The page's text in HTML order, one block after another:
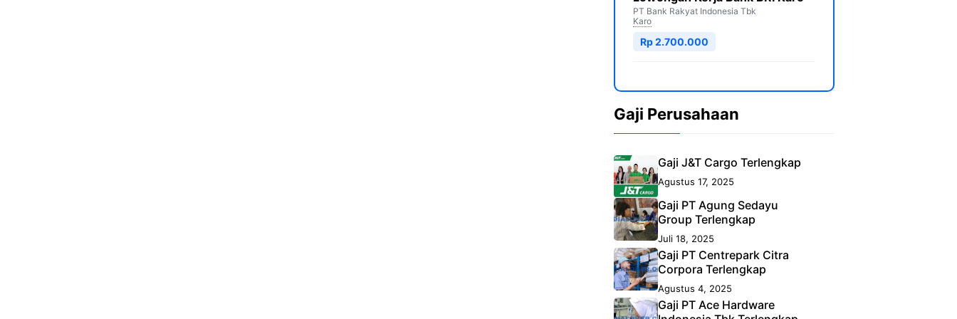
PT Bank Rakyat Indonesia Tbk
Karo
Rp 2.700.000
Gaji Perusahaan
Gaji J&T Cargo Terlengkap
Agustus 17, 2025
Gaji PT Agung Sedayu
Group Terlengkap
Juli 18, 2025
Gaji PT Centrepark Citra
Corpora Terlengkap
Agustus 4, 2025
Gaji PT Ace Hardware